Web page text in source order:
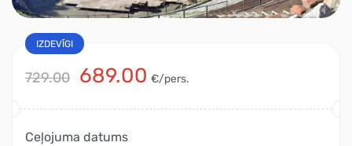
IZDEVĪGI
729.00 689.00 €/pers.
Ceļojuma datums